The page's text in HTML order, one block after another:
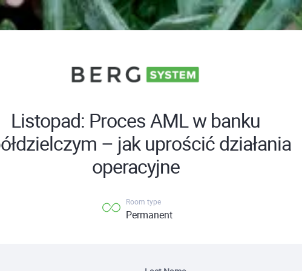
Listopad: Proces AML w banku
– jak uprościć działania
operacyjne
Room type
Permanent